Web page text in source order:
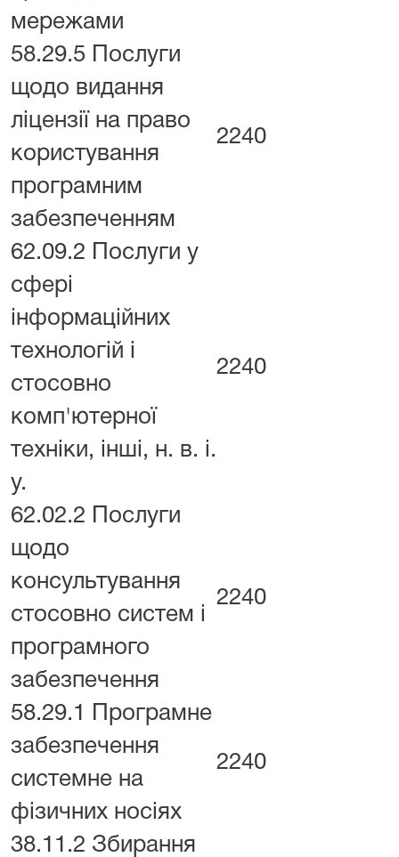
мережами
58.29.5 Послуги
щодо видання
ліцензії на право
користування
програмним
забезпеченням
2240
62.09.2 Послуги у
сфері
інформаційних
технологій і
стосовно
комп'ютерної
техніки, інші, н. в. і.
у.
2240
62.02.2 Послуги
щодо
консультування
стосовно систем і
програмного
забезпечення
2240
58.29.1 Програмне
забезпечення
системне на
фізичних носіях
2240
38.11.2 Збирання